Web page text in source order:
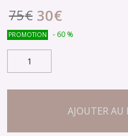
75€ 30€
PROMOTION - 60 %
AJOUTER AU